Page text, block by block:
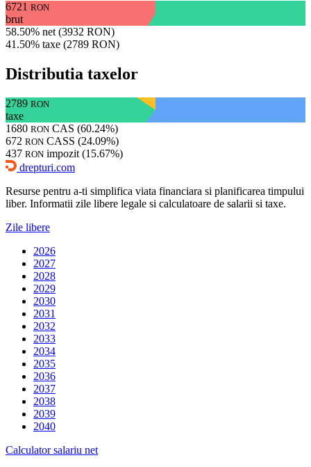
6721 RON
brut
58.50% net (3932 RON)
41.50% taxe (2789 RON)
Distributia taxelor
2789 RON
taxe
1680 RON CAS (60.24%)
672 RON CASS (24.09%)
437 RON impozit (15.67%)
drepturi.com
Resurse pentru a-ti simplifica viata financiara si planificarea timpului
liber. Informatii zile libere legale si calculatoare de salarii si taxe.
Zile libere
2026
2027
2028
2029
2030
2031
2032
2033
2034
2035
2036
2037
2038
2039
2040
Calculator salariu net